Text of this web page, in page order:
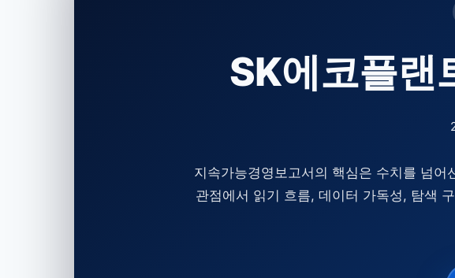
SK에코플랜
지속가능경영보고서의 핵심은 수치를 넘
관점에서 읽기 흐름, 데이터 가독성, 탐색